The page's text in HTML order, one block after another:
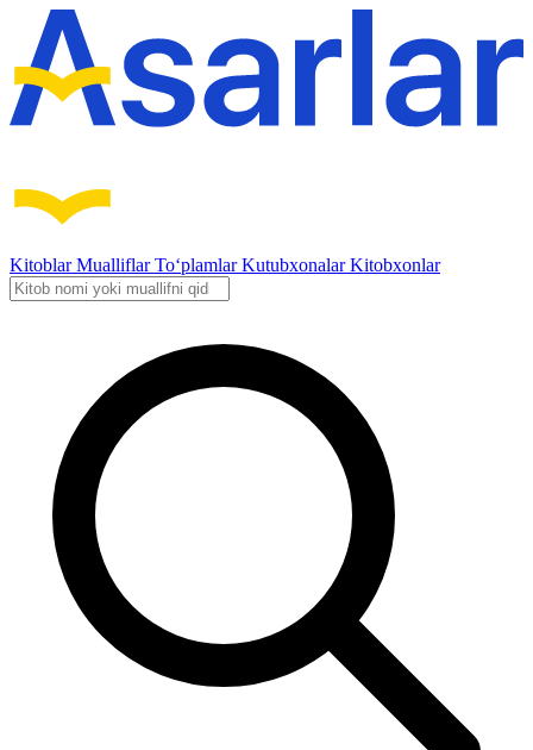
KitoblarMualliflarTo‘plamlarKutubxonalarKitobxonlar